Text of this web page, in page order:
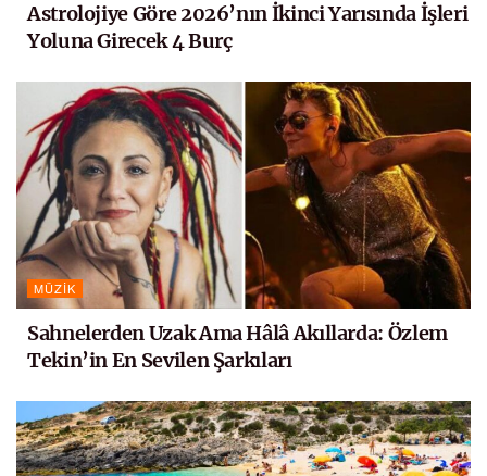
Astrolojiye Göre 2026’nın İkinci Yarısında İşleri
Yoluna Girecek 4 Burç
MÜZIK
Sahnelerden Uzak Ama Hâlâ Akıllarda: Özlem
Tekin’in En Sevilen Şarkıları